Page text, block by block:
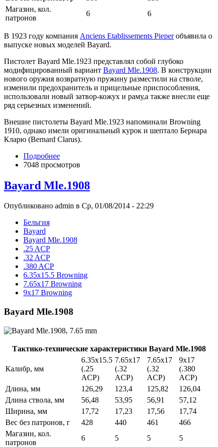
Магазин, кол.
патронов
6 6
В 1923 году компания Anciens Etablissements Pieperобъявила о
выпуске новых моделей Bayard.
Пистолет Bayard Mle.1923 представлял собой глубоко
модифицированный вариант Bayard Mle.1908. В конструкции
нового оружия возвратную пружину разместили на стволе,
изменили предохранитель и прицельные приспособления,
использовали новый затвор-кожух и раму,а также внесли еще
ряд серьезных изменений.
Внешне пистолеты Bayard Mle.1923 напоминали Browning
1910, однако имели оригинальный курок и шептало Бернара
Кларю (Bernard Clarus).
Подробнее
7048 просмотров
Bayard Mle.1908
Опубликовано admin в Ср, 01/08/2014 - 22:29
Бельгия
Bayard
Bayard Mle.1908
.25 ACP
.32 ACP
.380 ACP
6.35x15.5 Browning
7.65x17 Browning
9x17 Browning
Bayard Mle.1908
Тактико-технические характеристики Bayard Mle.1908
Калибр, мм
6.35х15.5
(.25
ACP)
7.65х17
(.32
ACP)
7.65х17
(.32
ACP)
9х17
(.380
ACP)
Длина, мм
126,29 123,4 125,82
126,04
Длина ствола, мм
56,48 53,95 56,91
57,12
Ширина, мм
17,72 17,23 17,56
17,74
Вес без патронов, г
428 440 461
466
Магазин, кол.
патронов
6 5 5 5